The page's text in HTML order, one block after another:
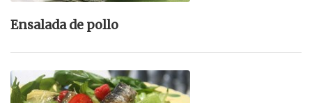
Ensalada de pollo